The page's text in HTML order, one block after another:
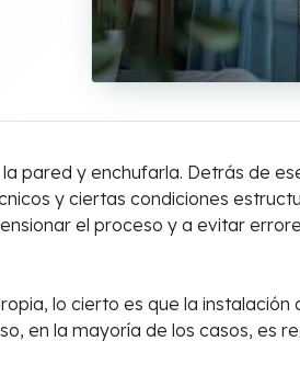
pared y enchufarla. Detrás de
y ciertas condiciones
el proceso y a evitar
lo cierto es que la instalación
en la mayoría de los casos, es